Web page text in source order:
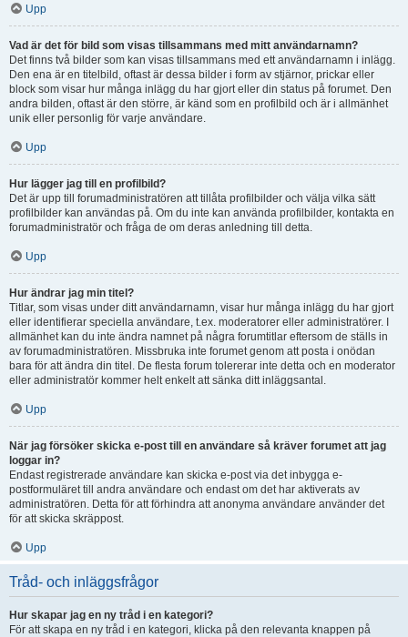
Upp
Vad är det för bild som visas tillsammans med mitt användarnamn?
Det finns två bilder som kan visas tillsammans med ett användarnamn i inlägg.
Den ena är en titelbild, oftast är dessa bilder i form av stjärnor, prickar eller
block som visar hur många inlägg du har gjort eller din status på forumet. Den
andra bilden, oftast är den större, är känd som en profilbild och är i allmänhet
unik eller personlig för varje användare.
Upp
Hur lägger jag till en profilbild?
Det är upp till forumadministratören att tillåta profilbilder och välja vilka sätt
profilbilder kan användas på. Om du inte kan använda profilbilder, kontakta en
forumadministratör och fråga de om deras anledning till detta.
Upp
Hur ändrar jag min titel?
Titlar, som visas under ditt användarnamn, visar hur många inlägg du har gjort
eller identifierar speciella användare, t.ex. moderatorer eller administratörer. I
allmänhet kan du inte ändra namnet på några forumtitlar eftersom de ställs in
av forumadministratören. Missbruka inte forumet genom att posta i onödan
bara för att ändra din titel. De flesta forum tolererar inte detta och en moderator
eller administratör kommer helt enkelt att sänka ditt inläggsantal.
Upp
När jag försöker skicka e-post till en användare så kräver forumet att jag
loggar in?
Endast registrerade användare kan skicka e-post via det inbygga e-
postformuläret till andra användare och endast om det har aktiverats av
administratören. Detta för att förhindra att anonyma användare använder det
för att skicka skräppost.
Upp
Tråd- och inläggsfrågor
Hur skapar jag en ny tråd i en kategori?
För att skapa en ny tråd i en kategori, klicka på den relevanta knappen på